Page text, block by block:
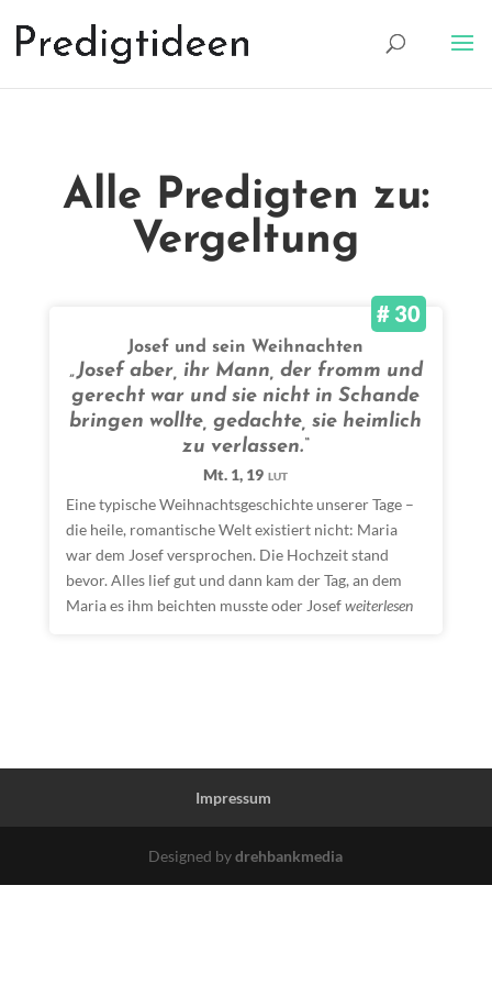
Alle Predigten zu:
Vergeltung
# 30
Josef und sein Weihnachten
„Josef aber, ihr Mann, der fromm und
gerecht war und sie nicht in Schande
bringen wollte, gedachte, sie heimlich
zu verlassen.“
Mt. 1, 19 LUT
Eine typische Weihnachtsgeschichte unserer Tage –
die heile, romantische Welt existiert nicht: Maria
war dem Josef versprochen. Die Hochzeit stand
bevor. Alles lief gut und dann kam der Tag, an dem
Maria es ihm beichten musste oder Josefweiterlesen
Impressum
Designed bydrehbankmedia